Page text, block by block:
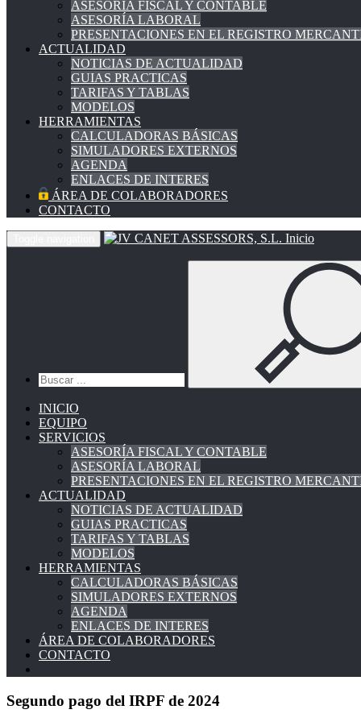
ASESORÍA FISCAL Y CONTABLE
ASESORÍA LABORAL
PRESENTACIONES EN EL REGISTRO
ACTUALIDAD
NOTICIAS DE ACTUALIDAD
GUIAS PRACTICAS
TARIFAS Y TABLAS
MODELOS
HERRAMIENTAS
CALCULADORAS BÁSICAS
SIMULADORES EXTERNOS
AGENDA
ENLACES DE INTERES
ÁREA DE COLABORADORES
CONTACTO
Inicio
INICIO
EQUIPO
SERVICIOS
ASESORÍA FISCAL Y CONTABLE
ASESORÍA LABORAL
PRESENTACIONES EN EL REGISTRO
ACTUALIDAD
NOTICIAS DE ACTUALIDAD
GUIAS PRACTICAS
TARIFAS Y TABLAS
MODELOS
HERRAMIENTAS
CALCULADORAS BÁSICAS
SIMULADORES EXTERNOS
AGENDA
ENLACES DE INTERES
ÁREA DE COLABORADORES
CONTACTO
Segundo pago del IRPF de 2024